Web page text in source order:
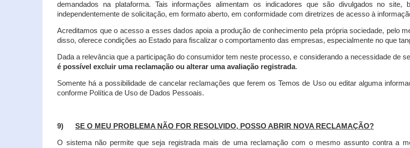
demandados na plataforma. Tais informações alimentam os indicadores que são divulgados no
independentemente de solicitação, em formato aberto, em conformidade com diretrizes de acesso à
Acreditamos que o acesso a esses dados apoia a produção de conhecimento pela própria sociedade, pelo
disso, oferece condições ao Estado para fiscalizar o comportamento das empresas, especialmente no que
Dada a relevância que a participação do consumidor tem neste processo, e considerando a necessidade de
é possível excluir uma reclamação ou alterar uma avaliação registrada.
Somente há a possibilidade de cancelar reclamações que ferem os Temos de Uso ou editar alguma
conforme Política de Uso de Dados Pessoais.
9) SE O MEU PROBLEMA NÃO FOR RESOLVIDO, POSSO ABRIR NOVA RECLAMAÇÃO?
O sistema não permite que seja registrada mais de uma reclamação com o mesmo assunto contra a